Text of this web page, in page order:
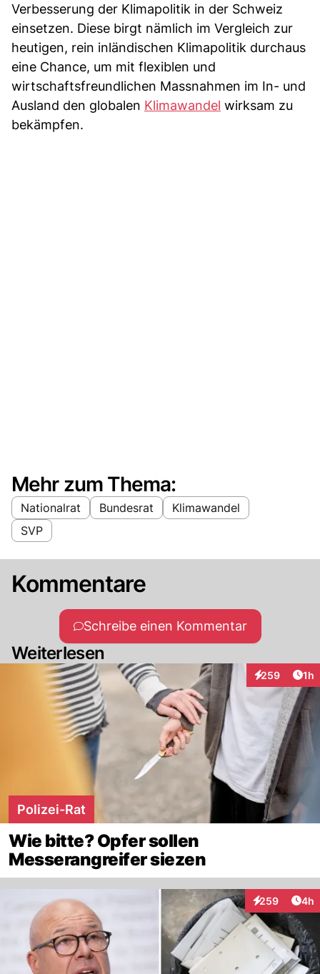
Verbesserung der Klimapolitik in der Schweiz
einsetzen. Diese birgt nämlich im Vergleich zur
heutigen, rein inländischen Klimapolitik durchaus
eine Chance, um mit flexiblen und
wirtschaftsfreundlichen Massnahmen im In- und
Ausland den globalen Klimawandel wirksam zu
bekämpfen.
Mehr zum Thema:
Nationalrat Bundesrat
Klimawandel
SVP
Kommentare
Schreibe einen Kommentar
Weiterlesen
259
Interaktionen
1h
Polizei-Rat
Wie bitte? Opfer sollen
Messerangreifer siezen
259
Interaktionen
4h